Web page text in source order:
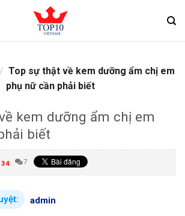
/ Top sự thật về kem dưỡng ẩm chị em
phụ nữ cần phải biết
kem dưỡng ẩm chị em
biết
34 7
admin